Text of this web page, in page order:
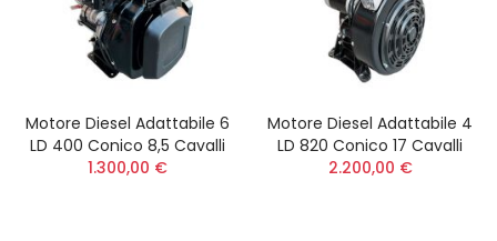
Motore Diesel Adattabile 6
LD 400 Conico 8,5 Cavalli
1.300,00 €
Motore Diesel Adattabile 4
LD 820 Conico 17 Cavalli
2.200,00 €